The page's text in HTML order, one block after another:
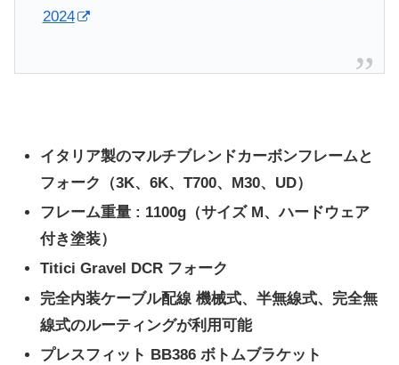
2024
イタリア製のマルチブレンドカーボンフレームと
フォーク（3K、6K、T700、M30、UD）
フレーム重量 : 1100g（サイズ M、ハードウェア
付き塗装）
Titici Gravel DCR フォーク
完全内装ケーブル配線 機械式、半無線式、完全無
線式のルーティングが利用可能
プレスフィット BB386 ボトムブラケット